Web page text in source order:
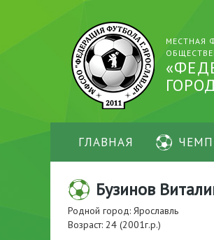
МЕСТНАЯ
ГЛАВНАЯ
Бузинов
Родной город: Ярославль
Возраст: 24 (2001г.р.)